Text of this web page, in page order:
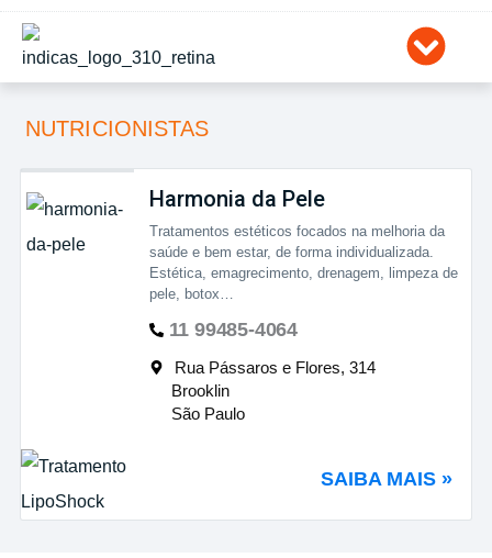
Ir
para
o
conteúdo
NUTRICIONISTAS
Harmonia da Pele
Tratamentos estéticos focados na melhoria da
saúde e bem estar, de forma individualizada.
Estética, emagrecimento, drenagem, limpeza de
pele, botox…
11 99485-4064
Rua Pássaros e Flores, 314
Brooklin
São Paulo
SAIBA MAIS »